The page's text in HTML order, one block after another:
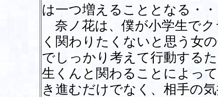
は一つ増えることとなる・
奈ノ花は、僕が小学生で
く関わりたくないと思う女
でしっかり考えて行動する
生くんと関わることによっ
き進むだけでなく、相手の